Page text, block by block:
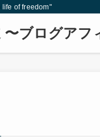
life of freedom"
ブログアフ